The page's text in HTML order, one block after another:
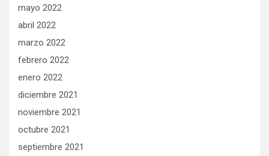
mayo 2022
abril 2022
marzo 2022
febrero 2022
enero 2022
diciembre 2021
noviembre 2021
octubre 2021
septiembre 2021